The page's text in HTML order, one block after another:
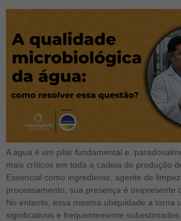
A água é um pilar fundamental e,
mais críticos em toda a cadeia de produção
Essencial como ingrediente, agente de
processamento, sua presença é onipresente
No entanto, essa mesma ubiquidade a torna
significativos e frequentemente